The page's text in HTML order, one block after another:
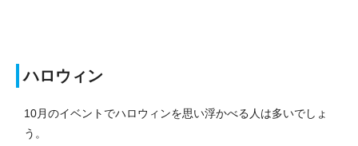
ハロウィン
10月のイベントでハロウィンを思い浮かべる人は多いでしょ
う。